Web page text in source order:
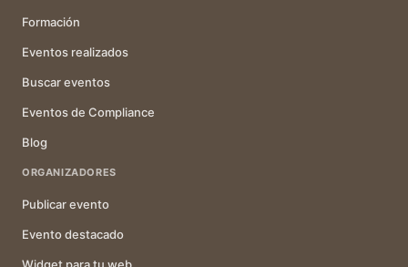
Formación
Eventos realizados
Buscar eventos
Eventos de Compliance
Blog
ORGANIZADORES
Publicar evento
Evento destacado